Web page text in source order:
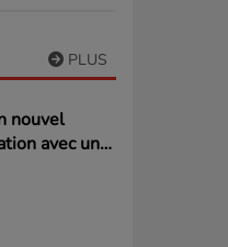
PLUS
nouvel
avec une